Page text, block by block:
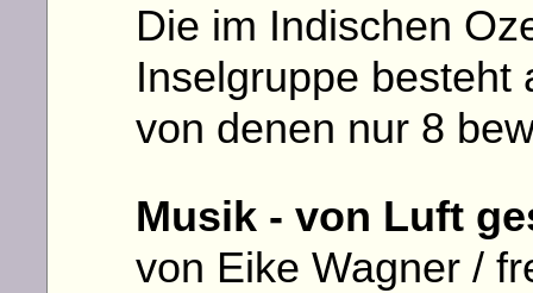
Die im Indischen
Inselgruppe besteht
von denen nur 8
Musik - von Luft
von Eike Wagner /